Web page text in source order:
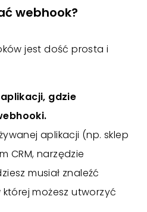
webhook?
jest dość prosta i
gdzie
aplikacji (np. sklep
CRM, narzędzie
musiał znaleźć
możesz utworzyć